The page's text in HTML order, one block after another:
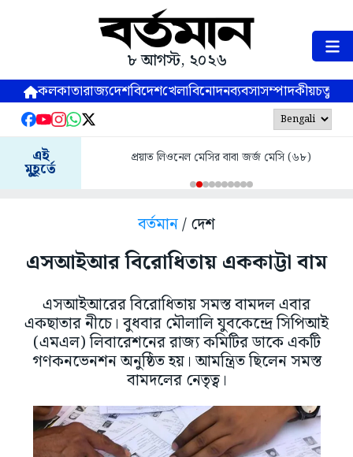
৮ আগস্ট, ২০২৬
কলকাতারাজ্যদেশবিদেশখেলাবিনোদনব্যবসাসম্পাদকীয়
এই
মুহূর্তে
প্রয়াত লিওনেল মেসির বাবা জর্জ মেসি (৬৮)
বর্তমান/ দেশ
এসআইআর বিরোধিতায় এককাট্টা বাম
এসআইআরের বিরোধিতায় সমস্ত বামদল এবার
একছাতার নীচে। বুধবার মৌলালি যুবকেন্দ্রে সিপিআই
(এমএল) লিবারেশনের রাজ্য কমিটির ডাকে একটি
গণকনভেনশন অনুষ্ঠিত হয়। আমন্ত্রিত ছিলেন সমস্ত
বামদলের নেতৃত্ব।